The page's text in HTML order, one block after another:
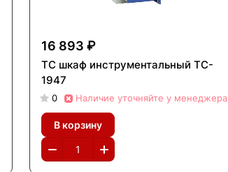
16 893 ₽
TC шкаф инструментальный TC-
1947
0 Наличие уточняйте у менеджера
В корзину